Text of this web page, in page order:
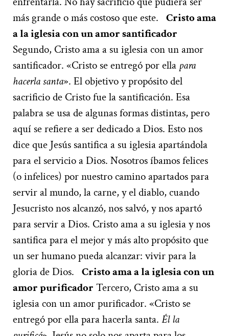
más grande o más costoso que este. Cristo ama
a la iglesia con un amor santificador
Segundo, Cristo ama a su iglesia con un amor
santificador. «Cristo se entregó por ella para
hacerla santa». El objetivo y propósito del
sacrificio de Cristo fue la santificación. Esa
palabra se usa de algunas formas distintas, pero
aquí se refiere a ser dedicado a Dios. Esto nos
dice que Jesús santifica a su iglesia apartándola
para el servicio a Dios. Nosotros íbamos felices
(o infelices) por nuestro camino apartados para
servir al mundo, la carne, y el diablo, cuando
Jesucristo nos alcanzó, nos salvó, y nos apartó
para servir a Dios. Cristo ama a su iglesia y nos
santifica para el mejor y más alto propósito que
un ser humano pueda alcanzar: vivir para la
gloria de Dios. Cristo ama a la iglesia con un
amor purificador Tercero, Cristo ama a su
iglesia con un amor purificador. «Cristo se
entregó por ella para hacerla santa. Él la